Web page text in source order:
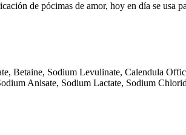
de pócimas de amor, hoy en día se usa
Betaine, Sodium Levulinate, Calendula
Anisate, Sodium Lactate, Sodium